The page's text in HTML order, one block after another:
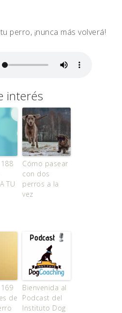
perro, ¡nunca más volverá!
interés
TU
Cómo pasear
con dos
perros a la
vez
de
Bienvenida al
Podcast del
Instituto Dog